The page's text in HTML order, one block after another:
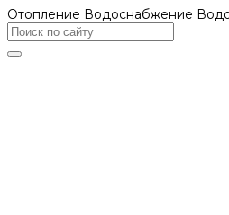
Отопление Водоснабжение